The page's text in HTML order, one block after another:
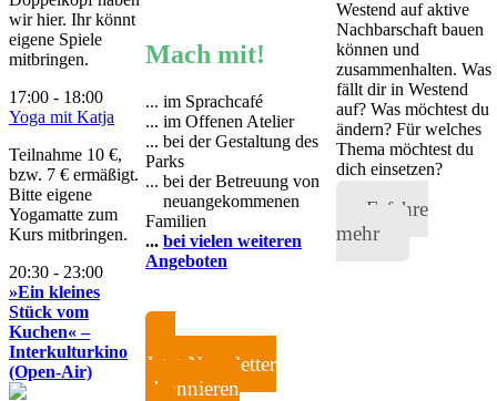
wir hier. Ihr könnt
eigene Spiele
mitbringen.
17:00 - 18:00
Yoga mit Katja
Teilnahme 10 €,
bzw. 7 € ermäßigt.
Bitte eigene
Yogamatte zum
Kurs mitbringen.
20:30 - 23:00
»Ein kleines
Stück vom
Kuchen« –
Interkulturkino
(Open-Air)
Mach mit!
... im Sprachcafé
... im Offenen Atelier
... bei der Gestaltung des
Parks
... bei der Betreuung von
neuangekommenen
Familien
... bei vielen weiteren
Angeboten
Jetzt Newsletter
abonnieren
Westend auf aktive
Nachbarschaft bauen
können und
zusammenhalten. Was
fällt dir in Westend
auf? Was möchtest du
ändern? Für welches
Thema möchtest du
dich einsetzen?
Erfahre
mehr